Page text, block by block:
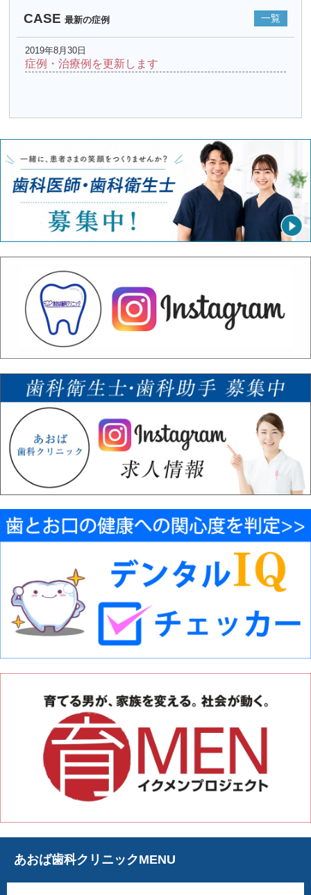
CASE 最新の症例 一覧
2019年8月30日
症例・治療例を更新します
あおば歯科クリニックMENU